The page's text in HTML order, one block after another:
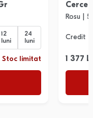
12
luni
24
luni
Stoc limitat
Cercei
Rosu |
Credit
1 377